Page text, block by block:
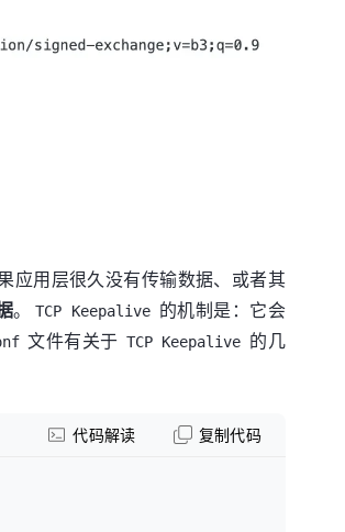
应用层很久没有传输数据、或者其
。 TCP Keepalive 的机制是：它会
文件有关于 TCP Keepalive 的几
代码解读 复制代码